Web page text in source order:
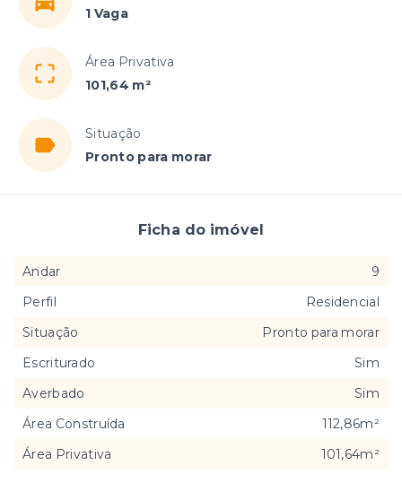
1 Vaga
Área Privativa
101,64 m²
Situação
Pronto para morar
Ficha do imóvel
Andar
9
Perfil
Residencial
Situação
Pronto para morar
Escriturado
Sim
Averbado
Sim
Área Construída
112,86m²
Área Privativa
101,64m²